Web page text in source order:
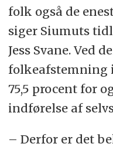
folk også de
siger Siumuts
Jess Svane. Ved
folkeafstemning
75,5 procent for
indførelse af
– Derfor er det